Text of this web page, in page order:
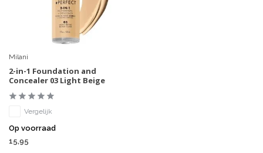
Milani
2-in-1 Foundation and
Concealer 03 Light Beige
Vergelijk
Op voorraad
15,95